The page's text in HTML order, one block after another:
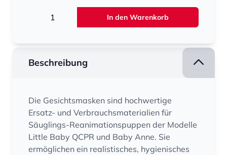
In den Warenkorb
Beschreibung
Die Gesichtsmasken sind hochwertige
Ersatz- und Verbrauchsmaterialien für
Säuglings-Reanimationspuppen der Modelle
Little Baby QCPR und Baby Anne. Sie
ermöglichen ein realistisches, hygienisches